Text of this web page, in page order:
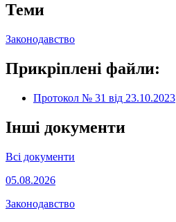
Теми
Законодавство
Прикріплені файли:
Протокол № 31 від 23.10.2023
Інші документи
Всі документи
05.08.2026
Законодавство